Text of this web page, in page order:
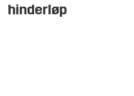
hinderløp